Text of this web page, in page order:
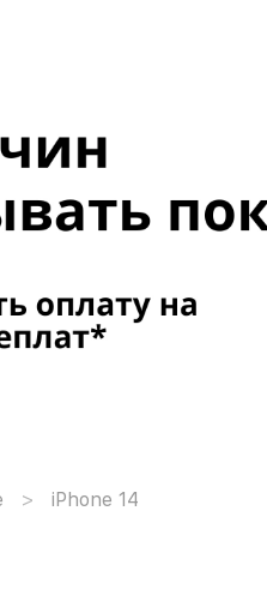
iPhone 14